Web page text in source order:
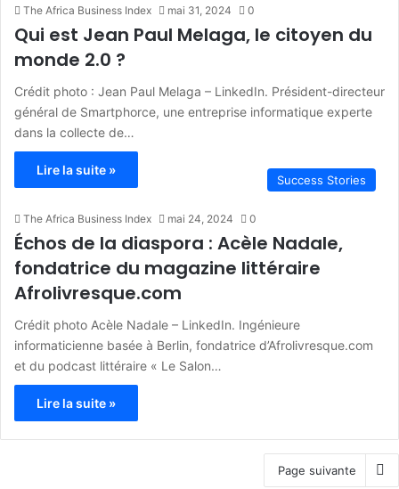
The Africa Business Index mai 31, 2024 0
Qui est Jean Paul Melaga, le citoyen du
monde 2.0 ?
Crédit photo : Jean Paul Melaga – LinkedIn. Président-directeur
général de Smartphorce, une entreprise informatique experte
dans la collecte de…
Lire la suite »
Success Stories
The Africa Business Index mai 24, 2024 0
Échos de la diaspora : Acèle Nadale,
fondatrice du magazine littéraire
Afrolivresque.com
Crédit photo Acèle Nadale – LinkedIn. Ingénieure
informaticienne basée à Berlin, fondatrice d’Afrolivresque.com
et du podcast littéraire « Le Salon…
Lire la suite »
Page suivante